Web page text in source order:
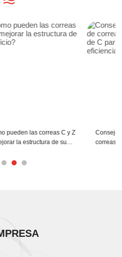
Edificios de construcción de acero
ODM para soluciones de